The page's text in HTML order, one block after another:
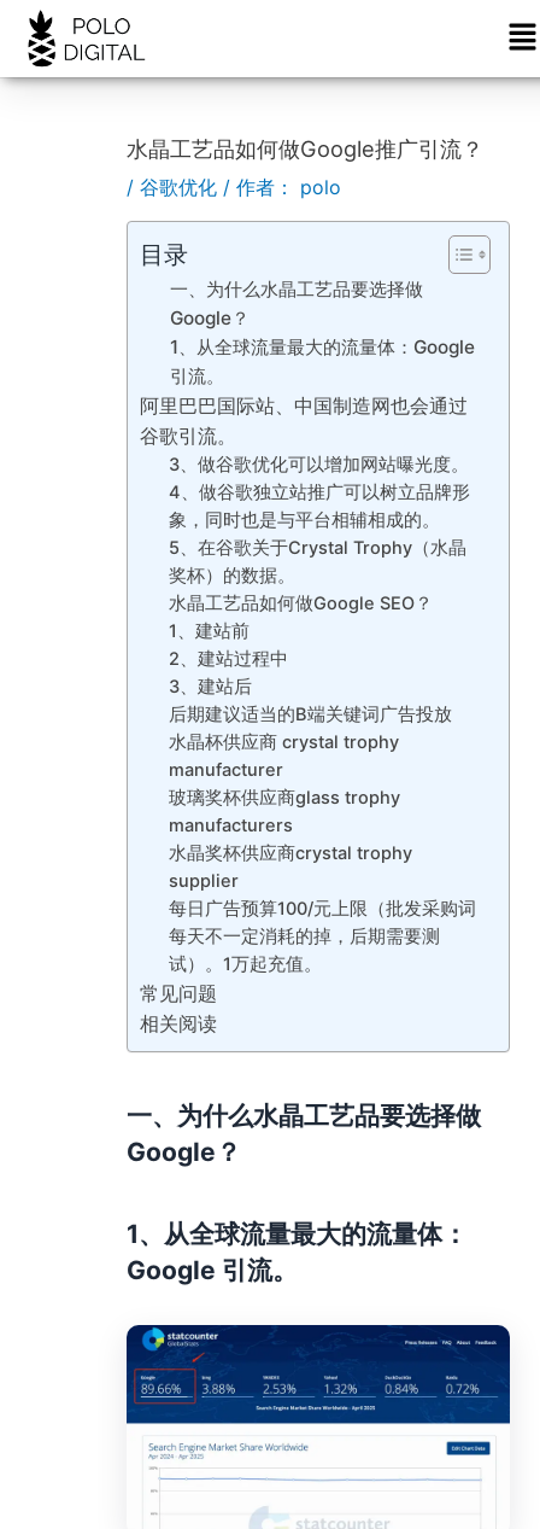
菜
单
水晶工艺品如何做Google推广引流？
/ 谷歌优化/ 作者： polo
目录
一、为什么水晶工艺品要选择做
Google？
1、从全球流量最大的流量体：Google
引流。
阿里巴巴国际站、中国制造网也会通过
谷歌引流。
3、做谷歌优化可以增加网站曝光度。
4、做谷歌独立站推广可以树立品牌形
象，同时也是与平台相辅相成的。
5、在谷歌关于Crystal Trophy（水晶
奖杯）的数据。
水晶工艺品如何做Google SEO？
1、建站前
2、建站过程中
3、建站后
后期建议适当的B端关键词广告投放
水晶杯供应商 crystal trophy
manufacturer
玻璃奖杯供应商glass trophy
manufacturers
水晶奖杯供应商crystal trophy
supplier
每日广告预算100/元上限（批发采购词
每天不一定消耗的掉，后期需要测
试）。1万起充值。
常见问题
相关阅读
一、为什么水晶工艺品要选择做
Google？
1、从全球流量最大的流量体：
Google 引流。